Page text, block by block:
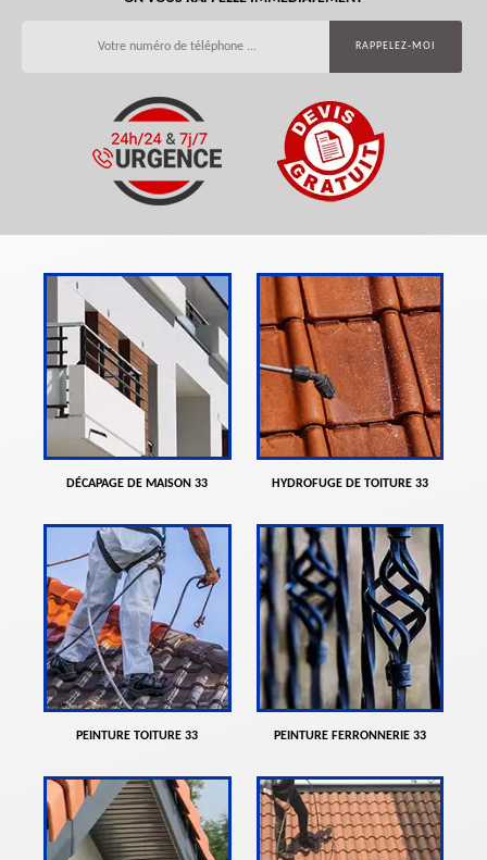
DÉCAPAGE DE MAISON 33 HYDROFUGE DE TOITURE 33
PEINTURE TOITURE 33 PEINTURE FERRONNERIE 33